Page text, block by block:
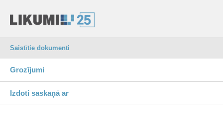
Saistītie dokumenti
Grozījumi
Izdoti saskaņā ar